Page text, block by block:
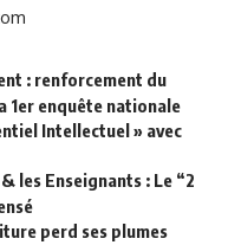
: renforcement du
1er enquête nationale
Intellectuel » avec
les Enseignants : Le “2
perd ses plumes